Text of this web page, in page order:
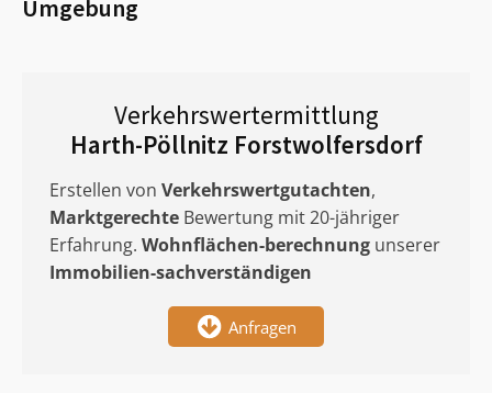
Umgebung
Verkehrswertermittlung
Harth-Pöllnitz Forstwolfersdorf
Erstellen von Verkehrswertgutachten,
Marktgerechte Bewertung mit 20-jähriger
Erfahrung. Wohnflächen-berechnung unserer
Immobilien-sachverständigen
Anfragen